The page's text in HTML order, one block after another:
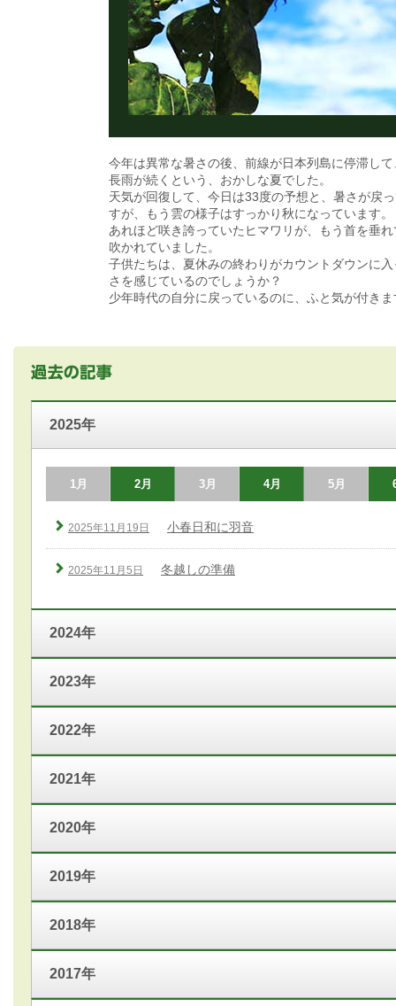
今年は異常な暑さの後、前線が日本列島に停滞し
長雨が続くという、おかしな夏でした。
天気が回復して、今日は33度の予想と、暑さが戻
すが、もう雲の様子はすっかり秋になっています。
あれほど咲き誇っていたヒマワリが、もう首を垂
吹かれていました。
子供たちは、夏休みの終わりがカウントダウンに
さを感じているのでしょうか？
少年時代の自分に戻っているのに、ふと気が付きま
2025年
1月 2月 3月 4月 5月
2025年11月19日 小春日和に羽音
2025年11月5日 冬越しの準備
2024年
2023年
2022年
2021年
2020年
2019年
2018年
2017年